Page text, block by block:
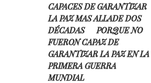
CAPACES DE GARANTIZAR
LA PAZ MAS ALLADE DOS
DÉCADAS
PORQUE NO
FUERON CAPAZ DE
GARANTIZAR LA PAZ EN LA
PRIMERA GUERRA
MUNDIAL